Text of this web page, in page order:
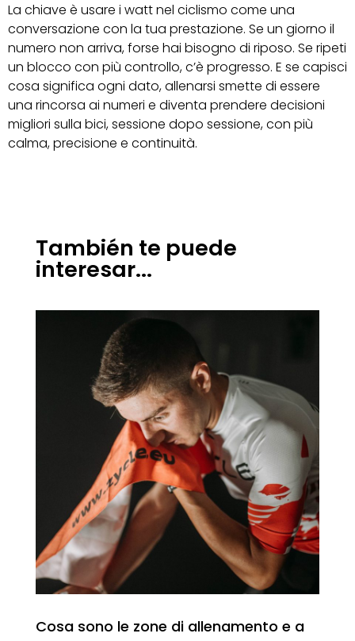
La chiave è usare i watt nel ciclismo come una
conversazione con la tua prestazione. Se un giorno il
numero non arriva, forse hai bisogno di riposo. Se ripeti
un blocco con più controllo, c’è progresso. E se capisci
cosa significa ogni dato, allenarsi smette di essere
una rincorsa ai numeri e diventa prendere decisioni
migliori sulla bici, sessione dopo sessione, con più
calma, precisione e continuità.
También te puede
interesar...
Cosa sono le zone di allenamento e a